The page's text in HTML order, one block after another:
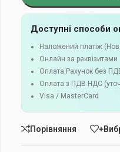
Доступні способи
Наложений платіж
Онлайн за реквізитами
Оплата Рахунок без
Оплата з ПДВ НДС
Visa / MasterCard
Порівняння